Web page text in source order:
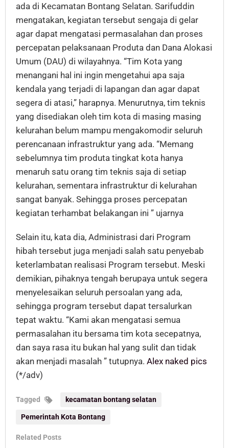
ada di Kecamatan Bontang Selatan. Sarifuddin
mengatakan, kegiatan tersebut sengaja di gelar
agar dapat mengatasi permasalahan dan proses
percepatan pelaksanaan Produta dan Dana Alokasi
Umum (DAU) di wilayahnya. “Tim Kota yang
menangani hal ini ingin mengetahui apa saja
kendala yang terjadi di lapangan dan agar dapat
segera di atasi,” harapnya. Menurutnya, tim teknis
yang disediakan oleh tim kota di masing masing
kelurahan belum mampu mengakomodir seluruh
perencanaan infrastruktur yang ada. “Memang
sebelumnya tim produta tingkat kota hanya
menaruh satu orang tim teknis saja di setiap
kelurahan, sementara infrastruktur di kelurahan
sangat banyak. Sehingga proses percepatan
kegiatan terhambat belakangan ini ” ujarnya
Selain itu, kata dia, Administrasi dari Program
hibah tersebut juga menjadi salah satu penyebab
keterlambatan realisasi Program tersebut. Meski
demikian, pihaknya tengah berupaya untuk segera
menyelesaikan seluruh persoalan yang ada,
sehingga program tersebut dapat tersalurkan
tepat waktu. “Kami akan mengatasi semua
permasalahan itu bersama tim kota secepatnya,
dan saya rasa itu bukan hal yang sulit dan tidak
akan menjadi masalah ” tutupnya. Alex naked pics
(*/adv)
Tagged kecamatan bontang selatan
Pemerintah Kota Bontang
Related Posts